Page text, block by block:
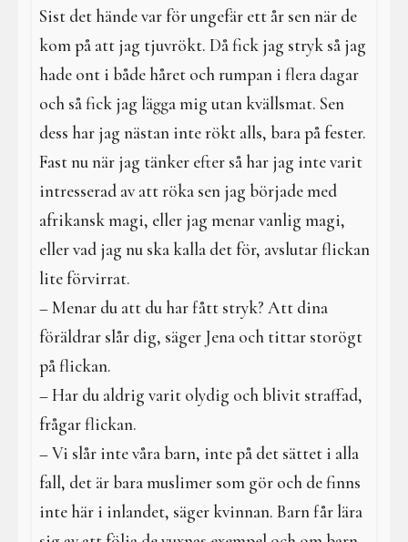
Sist det hände var för ungefär ett år sen när de
kom på att jag tjuvrökt. Då fick jag stryk så jag
hade ont i både håret och rumpan i flera dagar
och så fick jag lägga mig utan kvällsmat. Sen
dess har jag nästan inte rökt alls, bara på fester.
Fast nu när jag tänker efter så har jag inte varit
intresserad av att röka sen jag började med
afrikansk magi, eller jag menar vanlig magi,
eller vad jag nu ska kalla det för, avslutar flickan
lite förvirrat.
– Menar du att du har fått stryk? Att dina
föräldrar slår dig, säger Jena och tittar storögt
på flickan.
– Har du aldrig varit olydig och blivit straffad,
frågar flickan.
– Vi slår inte våra barn, inte på det sättet i alla
fall, det är bara muslimer som gör och de finns
inte här i inlandet, säger kvinnan. Barn får lära